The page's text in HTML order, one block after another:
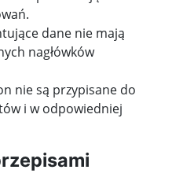
dane nie mają
nagłówków
nie są przypisane do
i w odpowiedniej